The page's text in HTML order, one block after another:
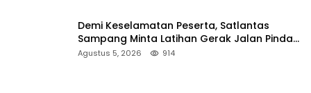
Demi Keselamatan Peserta, Satlantas
Sampang Minta Latihan Gerak Jalan Pindah
ke Lokasi Aman
Agustus 5, 2026 914